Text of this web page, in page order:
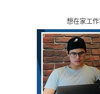
想在家工